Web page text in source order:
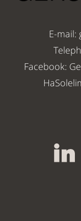
E-mail:
Facebook: